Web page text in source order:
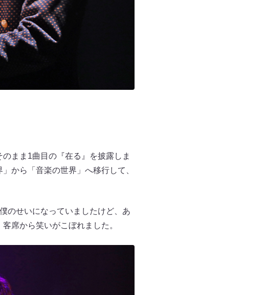
まま1曲目の『在る』を披露しま
から「音楽の世界」へ移行して、
のせいになっていましたけど、あ
席から笑いがこぼれました。